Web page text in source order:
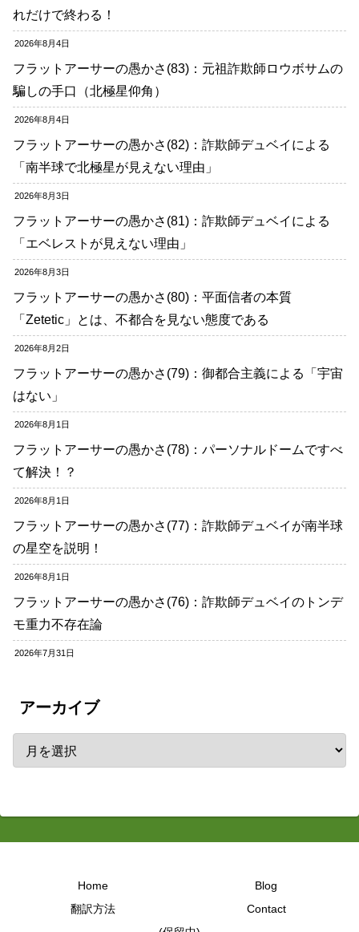
れだけで終わる！
2026年8月4日
フラットアーサーの愚かさ(83)：元祖詐欺師ロウボサムの
騙しの手口（北極星仰角）
2026年8月4日
フラットアーサーの愚かさ(82)：詐欺師デュベイによる
「南半球で北極星が見えない理由」
2026年8月3日
フラットアーサーの愚かさ(81)：詐欺師デュベイによる
「エベレストが見えない理由」
2026年8月3日
フラットアーサーの愚かさ(80)：平面信者の本質
「Zetetic」とは、不都合を見ない態度である
2026年8月2日
フラットアーサーの愚かさ(79)：御都合主義による「宇宙
はない」
2026年8月1日
フラットアーサーの愚かさ(78)：パーソナルドームですべ
て解決！？
2026年8月1日
フラットアーサーの愚かさ(77)：詐欺師デュベイが南半球
の星空を説明！
2026年8月1日
フラットアーサーの愚かさ(76)：詐欺師デュベイのトンデ
モ重力不存在論
2026年7月31日
アーカイブ
Home
Blog
翻訳方法
Contact